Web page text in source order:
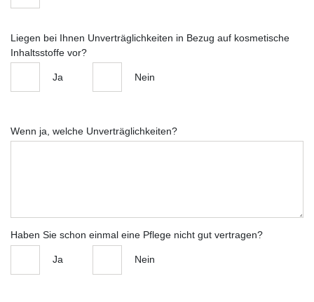
Liegen bei Ihnen Unverträglichkeiten in Bezug auf kosmetische
Inhaltsstoffe vor?
Ja Nein
Wenn ja, welche Unverträglichkeiten?
Haben Sie schon einmal eine Pflege nicht gut vertragen?
Ja Nein